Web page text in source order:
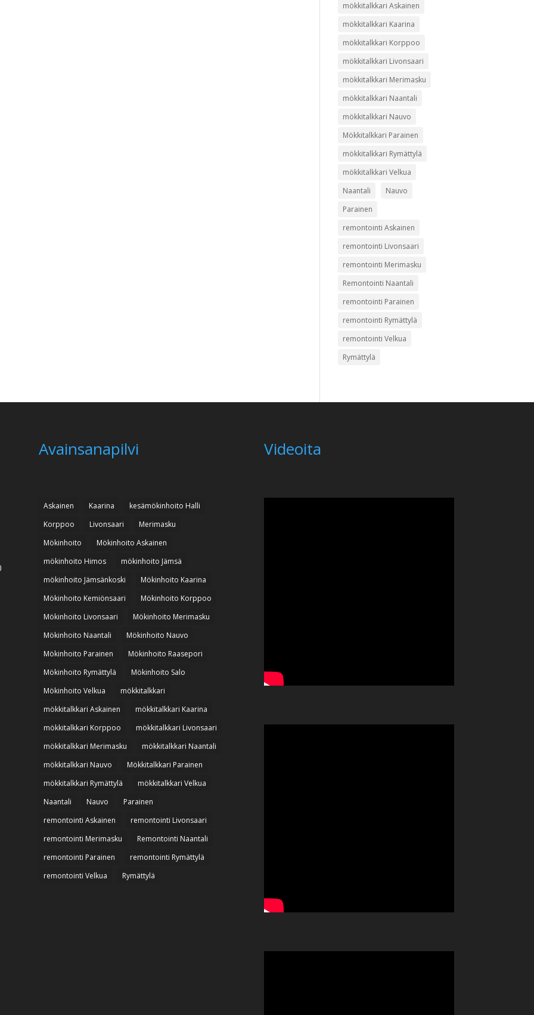
mökkitalkkari Askainen
mökkitalkkari Kaarina
mökkitalkkari Korppoo
mökkitalkkari Livonsaari
mökkitalkkari Merimasku
mökkitalkkari Naantali
mökkitalkkari Nauvo
Mökkitalkkari Parainen
mökkitalkkari Rymättylä
mökkitalkkari Velkua
Naantali
Nauvo
Parainen
remontointi Askainen
remontointi Livonsaari
remontointi Merimasku
Remontointi Naantali
remontointi Parainen
remontointi Rymättylä
remontointi Velkua
Rymättylä
Avainsanapilvi
Askainen Kaarina
kesämökinhoito Halli
Korppoo
Livonsaari
Merimasku
Mökinhoito
Mökinhoito Askainen
mökinhoito Himos
mökinhoito Jämsä
mökinhoito Jämsänkoski
Mökinhoito Kaarina
Mökinhoito Kemiönsaari
Mökinhoito Korppoo
Mökinhoito Livonsaari
Mökinhoito Merimasku
Mökinhoito Naantali
Mökinhoito Nauvo
Mökinhoito Parainen
Mökinhoito Raasepori
Mökinhoito Rymättylä
Mökinhoito Salo
Mökinhoito Velkua
mökkitalkkari
mökkitalkkari Askainen
mökkitalkkari Kaarina
mökkitalkkari Korppoo
mökkitalkkari Livonsaari
mökkitalkkari Merimasku
mökkitalkkari Naantali
mökkitalkkari Nauvo
Mökkitalkkari Parainen
mökkitalkkari Rymättylä
mökkitalkkari Velkua
Naantali
Nauvo
Parainen
remontointi Askainen
remontointi Livonsaari
remontointi Merimasku
Remontointi Naantali
remontointi Parainen
remontointi Rymättylä
remontointi Velkua
Rymättylä
Videoita